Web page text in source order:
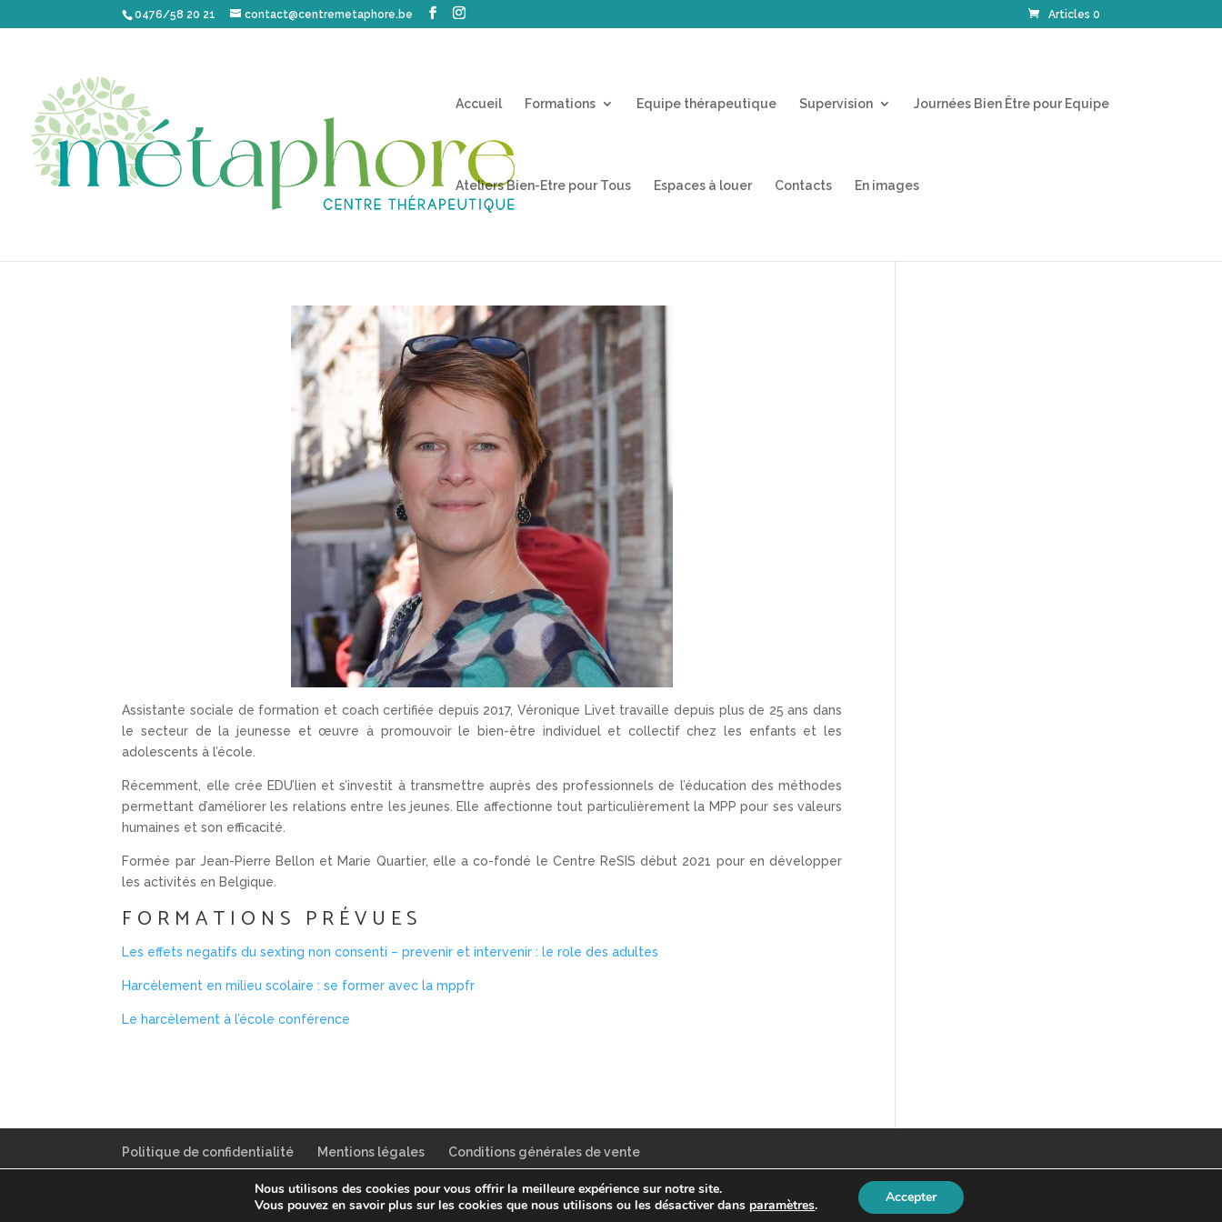
0476/58 20 21 contact@centremetaphore.be Articles 0
Accueil Formations Equipe thérapeutique Supervision Journées Bien Être pour Equipe
Ateliers Bien-Etre pour Tous Espaces à louer Contacts En images
VÉRONIQUE LIVET
Assistante sociale de formation et coach certifiée depuis 2017, Véronique Livet travaille depuis plus de 25 ans dans
le secteur de la jeunesse et œuvre à promouvoir le bien-être individuel et collectif chez les enfants et les
adolescents à l’école.
Récemment, elle crée EDU’lien et s’investit à transmettre auprès des professionnels de l’éducation des méthodes
permettant d’améliorer les relations entre les jeunes. Elle affectionne tout particulièrement la MPP pour ses valeurs
humaines et son efficacité.
Formée par Jean-Pierre Bellon et Marie Quartier, elle a co-fondé le Centre ReSIS début 2021 pour en développer
les activités en Belgique.
FORMATIONS PRÉVUES
Les effets negatifs du sexting non consenti – prevenir et intervenir : le role des adultes
Harcèlement en milieu scolaire : se former avec la mppfr
Le harcèlement à l’école conférence
Politique de confidentialité Mentions légales Conditions générales de vente
Copyright Centre Métaphore 2023 - Entreprise N°: BE 0788.414.416
Nous utilisons des cookies pour vous offrir la meilleure expérience sur notre site.
Vous pouvez en savoir plus sur les cookies que nous utilisons ou les désactiver dans paramètres. Accepter